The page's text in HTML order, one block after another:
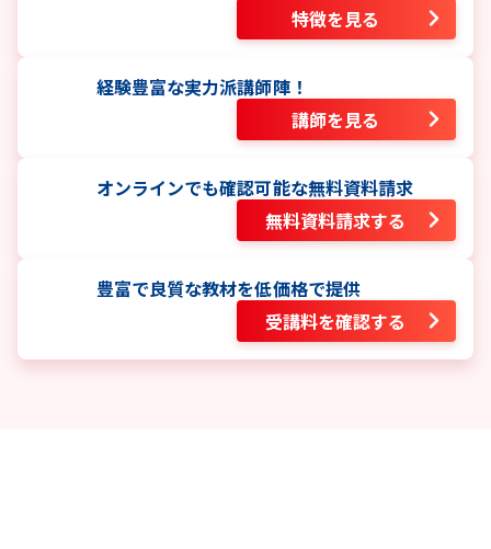
特徴を見る
経験豊富な実力派講師陣！
講師を見る
オンラインでも確認可能な無料資料請求
無料資料請求する
豊富で良質な教材を低価格で提供
受講料を確認する